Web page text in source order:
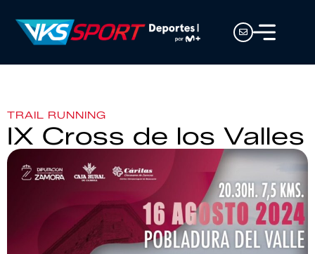
TRAIL RUNNING
IX Cross de los Valles